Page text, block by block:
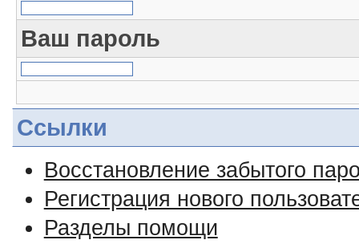
Ваш пароль
Ссылки
Восстановление забытого
Регистрация нового
Разделы помощи